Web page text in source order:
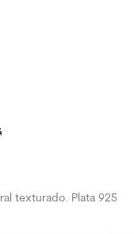
texturado. Plata 925